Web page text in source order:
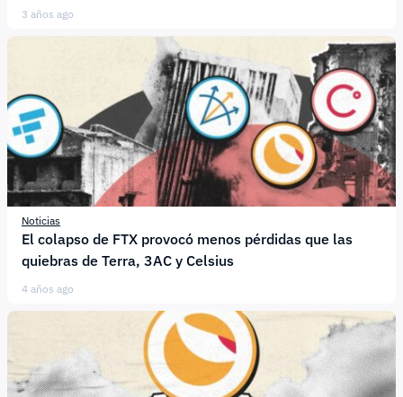
3 años ago
Noticias
El colapso de FTX provocó menos pérdidas que las
quiebras de Terra, 3AC y Celsius
4 años ago